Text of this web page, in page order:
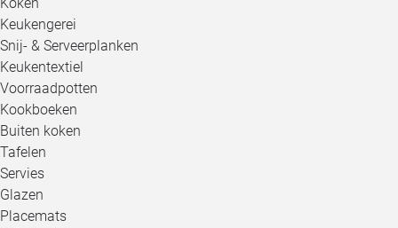
Keukengerei
Snij- & Serveerplanken
Keukentextiel
Voorraadpotten
Kookboeken
Buiten koken
Tafelen
Servies
Glazen
Placemats